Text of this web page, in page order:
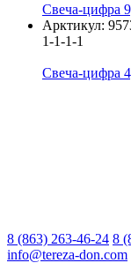
Свеча-цифра
Арктикул:
1-1-1-1
Свеча-цифра
8 (863) 263-46-24 8
info@tereza-don.com